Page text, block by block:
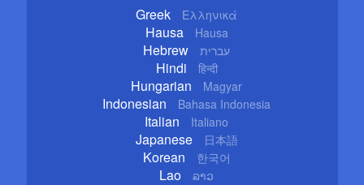
Greek Ελληνικά
Hausa Hausa
Hebrew עברית
Hindi हिन्दी
Hungarian Magyar
Indonesian Bahasa Indonesia
Italian Italiano
Japanese 日本語
Korean 한국어
Lao ລາວ